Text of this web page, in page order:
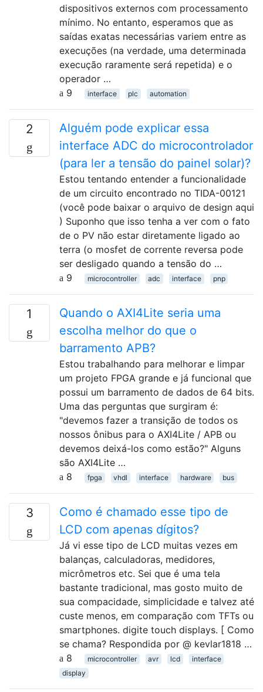
dispositivos externos com processamento
mínimo. No entanto, esperamos que as
saídas exatas necessárias variem entre as
execuções (na verdade, uma determinada
execução raramente será repetida) e o
operador …
9
interface plc automation
2
Alguém pode explicar essa
interface ADC do microcontrolador
(para ler a tensão do painel solar)?
Estou tentando entender a funcionalidade
de um circuito encontrado no TIDA-00121
(você pode baixar o arquivo de design aqui
) Suponho que isso tenha a ver com o fato
de o PV não estar diretamente ligado ao
terra (o mosfet de corrente reversa pode
ser desligado quando a tensão do …
9
microcontroller adc interface pnp
1
Quando o AXI4Lite seria uma
escolha melhor do que o
barramento APB?
Estou trabalhando para melhorar e limpar
um projeto FPGA grande e já funcional que
possui um barramento de dados de 64 bits.
Uma das perguntas que surgiram é:
"devemos fazer a transição de todos os
nossos ônibus para o AXI4Lite / APB ou
devemos deixá-los como estão?" Alguns
são AXI4Lite …
8
fpga vhdl interface hardware bus
3
Como é chamado esse tipo de
LCD com apenas dígitos?
Já vi esse tipo de LCD muitas vezes em
balanças, calculadoras, medidores,
micrômetros etc. Sei que é uma tela
bastante tradicional, mas gosto muito de
sua compacidade, simplicidade e talvez até
custe menos, em comparação com TFTs ou
smartphones. digite touch displays. [ Como
se chama? Respondida por @ kevlar1818 …
8
microcontroller avr lcd
interface
display